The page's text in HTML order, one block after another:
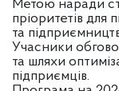
Метою наради
пріоритетів для
та
Учасники
та шляхи
підприємців.